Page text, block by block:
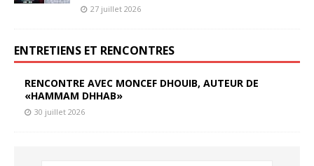
27 juillet 2026
ENTRETIENS ET RENCONTRES
RENCONTRE AVEC MONCEF DHOUIB, AUTEUR DE
«HAMMAM DHHAB»
30 juillet 2026